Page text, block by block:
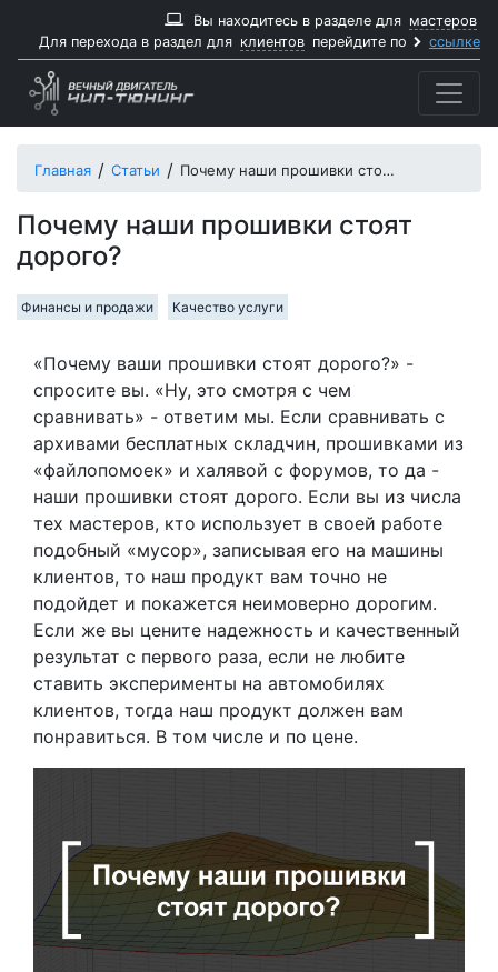
Вы находитесь в разделе для мастеров
Для перехода в раздел для клиентов перейдите по ссылке
Главная Статьи Почему наши прошивки стоят дорого?
Почему наши прошивки стоят
дорого?
Финансы и продажи Качество услуги
«Почему ваши прошивки стоят дорого?» -
спросите вы. «Ну, это смотря с чем
сравнивать» - ответим мы. Если сравнивать с
архивами бесплатных складчин, прошивками из
«файлопомоек» и халявой с форумов, то да -
наши прошивки стоят дорого. Если вы из числа
тех мастеров, кто использует в своей работе
подобный «мусор», записывая его на машины
клиентов, то наш продукт вам точно не
подойдет и покажется неимоверно дорогим.
Если же вы цените надежность и качественный
результат с первого раза, если не любите
ставить эксперименты на автомобилях
клиентов, тогда наш продукт должен вам
понравиться. В том числе и по цене.